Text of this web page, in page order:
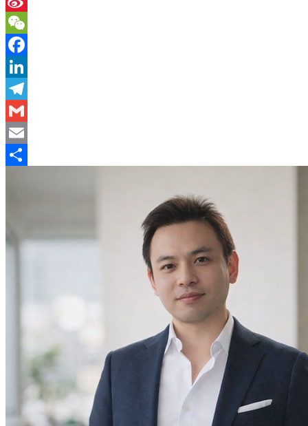
Sina
Weibo
WeChat
Facebook
LinkedIn
Telegram
Gmail
Email